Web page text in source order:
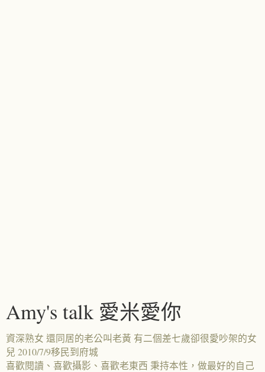
Amy's talk 愛米愛你
資深熟女 還同居的老公叫老黃 有二個差七歲卻很愛吵架的女
兒 2010/7/9移民到府城
喜歡閱讀、喜歡攝影、喜歡老東西 秉持本性，做最好的自己